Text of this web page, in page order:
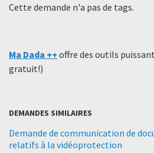
Cette demande n'a pas de tags.
Ma Dada ++ offre des outils
gratuit!)
DEMANDES SIMILAIRES
Demande de communication de
relatifs à la vidéoprotection